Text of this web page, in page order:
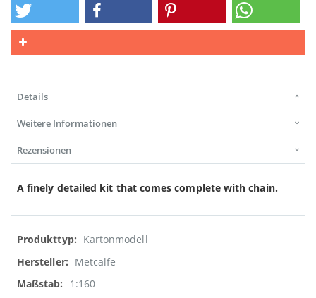
Details
Weitere Informationen
Rezensionen
A finely detailed kit that comes complete with chain.
Weitere
Informationen
Kartonmodell
Metcalfe
1:160